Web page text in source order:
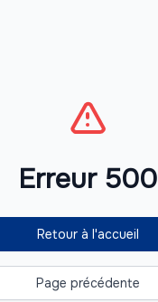
Erreur 500
Retour à l'accueil
Page précédente